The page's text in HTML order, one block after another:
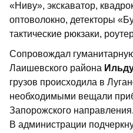
«Ниву», экскаватор,
оптоволокно, детекторы
тактические рюкзаки,
Сопровождал
Лаишевского района
грузов происходила в
необходимыми вещали
Запорожского направления.
В администрации